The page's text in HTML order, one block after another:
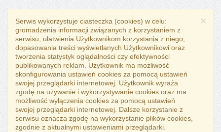
×
Serwis wykorzystuje ciasteczka (cookies) w celu:
gromadzenia informacji związanych z korzystaniem z
serwisu, ułatwienia Użytkownikom korzystania z niego,
dopasowania treści wyświetlanych Użytkownikowi oraz
tworzenia statystyk oglądalności czy efektywności
publikowanych reklam. Użytkownik ma możliwość
skonfigurowania ustawień cookies za pomocą ustawień
swojej przeglądarki internetowej. Użytkownik wyraża
zgodę na używanie i wykorzystywanie cookies oraz ma
możliwość wyłączenia cookies za pomocą ustawień
swojej przeglądarki internetowej. Dalsze korzystanie z
serwisu oznacza zgodę na wykorzystanie plików cookies,
zgodnie z aktualnymi ustawieniami przeglądarki.